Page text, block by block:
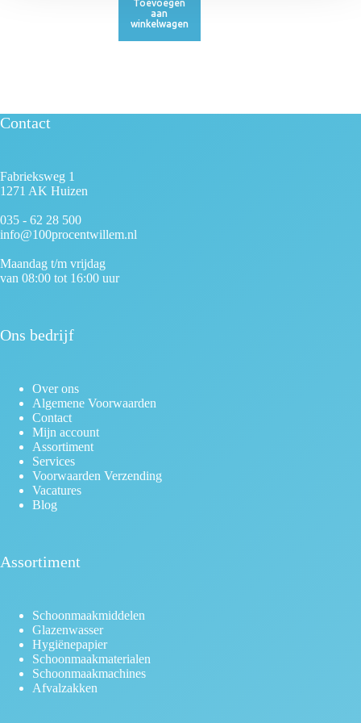
Toevoegen
aan
winkelwagen
Contact
Fabrieksweg 1
1271 AK Huizen
035 - 62 28 500
info@100procentwillem.nl
Maandag t/m vrijdag
van 08:00 tot 16:00 uur
Ons bedrijf
Over ons
Algemene Voorwaarden
Contact
Mijn account
Assortiment
Services
Voorwaarden Verzending
Vacatures
Blog
Assortiment
Schoonmaakmiddelen
Glazenwasser
Hygiënepapier
Schoonmaakmaterialen
Schoonmaakmachines
Afvalzakken